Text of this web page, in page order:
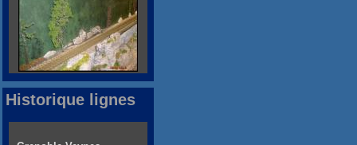
Historique lignes